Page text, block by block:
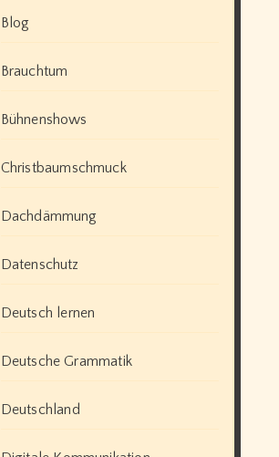
Blog
Brauchtum
Bühnenshows
Christbaumschmuck
Dachdämmung
Datenschutz
Deutsch lernen
Deutsche Grammatik
Deutschland